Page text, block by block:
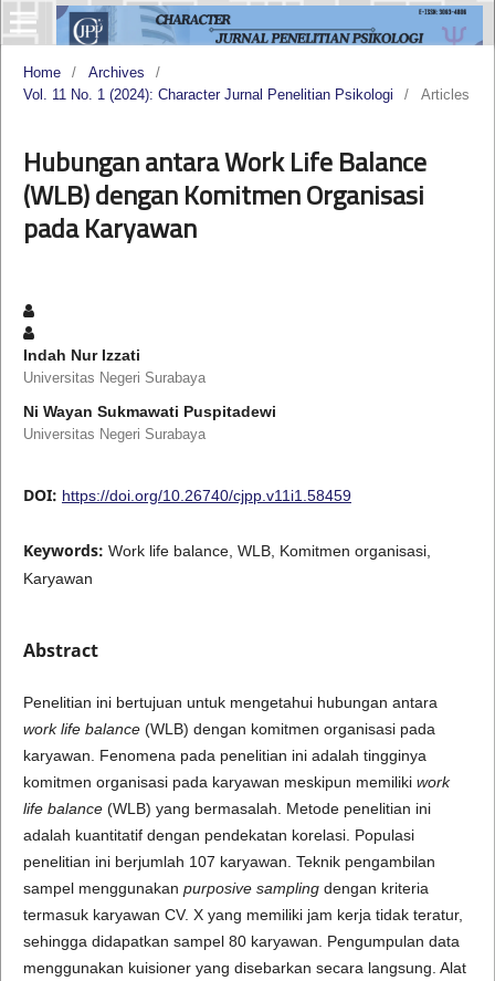
Home / Archives
/
Vol. 11 No. 1 (2024): Character Jurnal Penelitian Psikologi
/ Articles
Hubungan antara Work Life Balance
(WLB) dengan Komitmen Organisasi
pada Karyawan
Indah Nur Izzati
Universitas Negeri Surabaya
Ni Wayan Sukmawati Puspitadewi
Universitas Negeri Surabaya
DOI: https://doi.org/10.26740/cjpp.v11i1.58459
Keywords: Work life balance, WLB, Komitmen organisasi,
Karyawan
Abstract
Penelitian ini bertujuan untuk mengetahui hubungan antara
work life balance (WLB) dengan komitmen organisasi pada
karyawan. Fenomena pada penelitian ini adalah tingginya
komitmen organisasi pada karyawan meskipun memiliki work
life balance (WLB) yang bermasalah. Metode penelitian ini
adalah kuantitatif dengan pendekatan korelasi. Populasi
penelitian ini berjumlah 107 karyawan. Teknik pengambilan
sampel menggunakan purposive samplingdengan kriteria
termasuk karyawan CV. X yang memiliki jam kerja tidak teratur,
sehingga didapatkan sampel 80 karyawan. Pengumpulan data
menggunakan kuisioner yang disebarkan secara langsung. Alat